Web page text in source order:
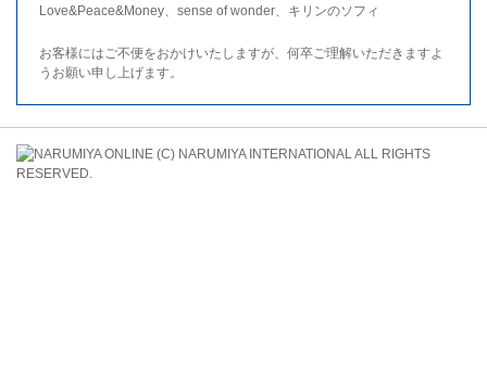
Love&Peace&Money、sense of wonder、キリンのソフィ
お客様にはご不便をおかけいたしますが、何卒ご理解いただきますよ
うお願い申し上げます。